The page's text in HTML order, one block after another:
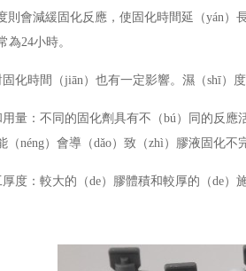
則會減緩固化反應，使固化時間延（yán）
為24小時。
化時間（jiān）也有一定影響。濕（shī）
用量：不同的固化劑具有不（bú）同的反
（néng）會導（dǎo）致（zhì）膠液固化
度：較大的（de）膠體積和較厚的（de